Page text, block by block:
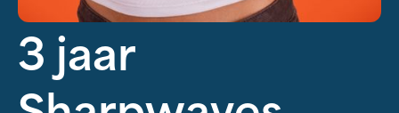
3 jaar